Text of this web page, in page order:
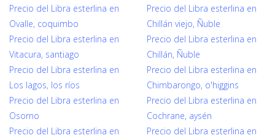
Precio del Libra esterlina en
Ovalle, coquimbo
Precio del Libra esterlina en
Vitacura, santiago
Precio del Libra esterlina en
Los lagos, los ríos
Precio del Libra esterlina en
Osorno
Precio del Libra esterlina en
Precio del Libra esterlina en
Chillán viejo, Ñuble
Precio del Libra esterlina en
Chillán, Ñuble
Precio del Libra esterlina en
Chimbarongo, o'higgins
Precio del Libra esterlina en
Cochrane, aysén
Precio del Libra esterlina en